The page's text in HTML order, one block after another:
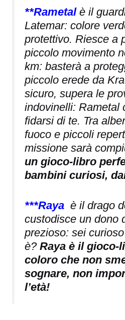
**Rametal è il
Latemar: colore
protettivo. Riesce a
piccolo movimento
km: basterà a
piccolo erede da
sicuro, supera le
indovinelli: Rametal
fidarsi di te. Tra
fuoco e piccoli
missione sarà
un gioco-libro
bambini curiosi,
***Raya è il drago
custodisce un dono
prezioso: sei
è? Raya è il gioco-
coloro che non
sognare, non
l’età!